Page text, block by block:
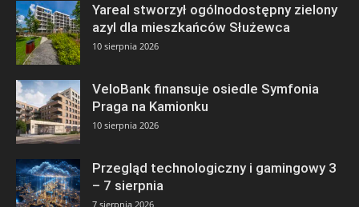
Yareal stworzył ogólnodostępny zielony
azyl dla mieszkańców Służewca
10 sierpnia 2026
VeloBank finansuje osiedle Symfonia
Praga na Kamionku
10 sierpnia 2026
Przegląd technologiczny i gamingowy 3
– 7 sierpnia
7 sierpnia 2026